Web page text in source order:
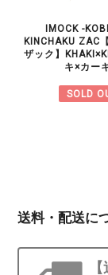
IMOCK -
KINCHAKU ZAC
ザック】
キ×カー
SOLD
送料・配送に